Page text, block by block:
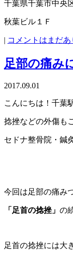
千葉県千葉市中央
秋葉ビル１Ｆ
| コメントはまだあ
足部の痛み
2017.09.01
こんにちは！千葉
捻挫などの外傷も
セドナ整骨院・鍼
今回は足部の痛み
「足首の捻挫」 の
足首の捻挫には大